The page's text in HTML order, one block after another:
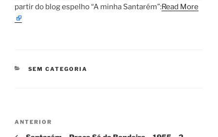
partir do blog espelho “A minha Santarém”:Read More
CATEGORIAS
SEM CATEGORIA
Navegação
Conteúdo
anterior
ANTERIOR